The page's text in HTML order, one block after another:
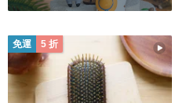
免運 5 折